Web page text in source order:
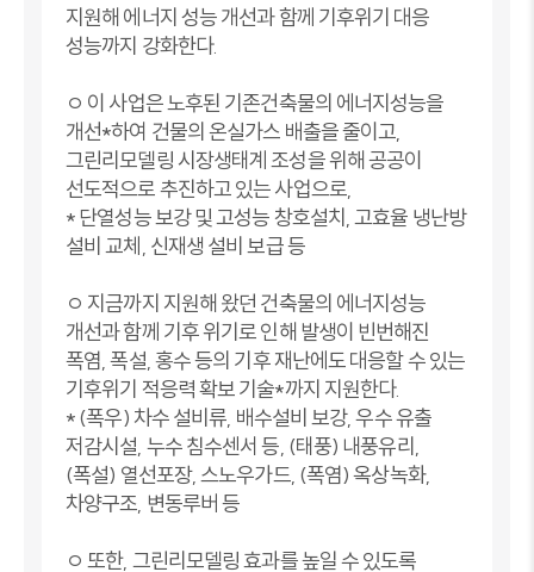
지원해 에너지 성능 개선과 함께 기후위기 대응
성능까지 강화한다.
ㅇ 이 사업은 노후된 기존건축물의 에너지성능을
개선*하여 건물의 온실가스 배출을 줄이고,
그린리모델링 시장생태계 조성을 위해 공공이
선도적으로 추진하고 있는 사업으로,
* 단열성능 보강 및 고성능 창호설치, 고효율 냉난방
설비 교체, 신재생 설비 보급 등
ㅇ 지금까지 지원해 왔던 건축물의 에너지성능
개선과 함께 기후 위기로 인해 발생이 빈번해진
폭염, 폭설, 홍수 등의 기후 재난에도 대응할 수 있는
기후위기 적응력 확보 기술*까지 지원한다.
* (폭우) 차수 설비류, 배수설비 보강, 우수 유출
저감시설, 누수 침수센서 등, (태풍) 내풍유리,
(폭설) 열선포장, 스노우가드, (폭염) 옥상녹화,
차양구조, 변동루버 등
ㅇ 또한, 그린리모델링 효과를 높일 수 있도록